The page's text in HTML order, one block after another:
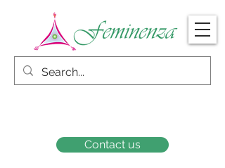
Contact us